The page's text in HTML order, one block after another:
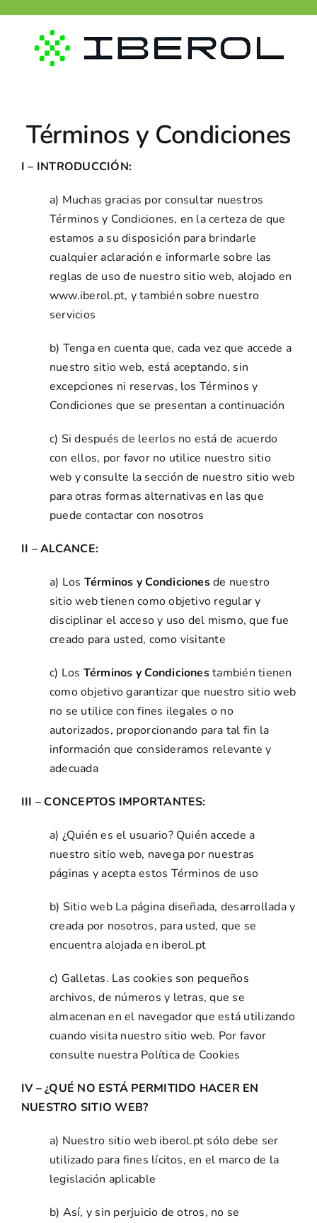
content
Términos y Condiciones
I – INTRODUCCIÓN:
a) Muchas gracias por consultar nuestros
Términos y Condiciones, en la certeza de que
estamos a su disposición para brindarle
cualquier aclaración e informarle sobre las
reglas de uso de nuestro sitio web, alojado en
www.iberol.pt, y también sobre nuestro
servicios
b) Tenga en cuenta que, cada vez que accede a
nuestro sitio web, está aceptando, sin
excepciones ni reservas, los Términos y
Condiciones que se presentan a continuación
c) Si después de leerlos no está de acuerdo
con ellos, por favor no utilice nuestro sitio
web y consulte la sección de nuestro sitio web
para otras formas alternativas en las que
puede contactar con nosotros
II – ALCANCE:
a) Los Términos y Condicionesde nuestro
sitio web tienen como objetivo regular y
disciplinar el acceso y uso del mismo, que fue
creado para usted, como visitante
c) Los Términos y Condicionestambién tienen
como objetivo garantizar que nuestro sitio web
no se utilice con fines ilegales o no
autorizados, proporcionando para tal fin la
información que consideramos relevante y
adecuada
III – CONCEPTOS IMPORTANTES:
a) ¿Quién es el usuario? Quién accede a
nuestro sitio web, navega por nuestras
páginas y acepta estos Términos de uso
b) Sitio web La página diseñada, desarrollada y
creada por nosotros, para usted, que se
encuentra alojada en iberol.pt
c) Galletas. Las cookies son pequeños
archivos, de números y letras, que se
almacenan en el navegador que está utilizando
cuando visita nuestro sitio web. Por favor
consulte nuestra Política de Cookies
IV – ¿QUÉ NO ESTÁ PERMITIDO HACER EN
NUESTRO SITIO WEB?
a) Nuestro sitio web iberol.pt sólo debe ser
utilizado para fines lícitos, en el marco de la
legislación aplicable
b) Así, y sin perjuicio de otros, no se